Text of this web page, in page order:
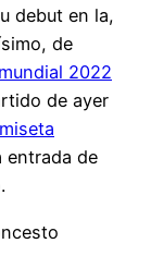
debut en la,
de
2022
de ayer
entrada de